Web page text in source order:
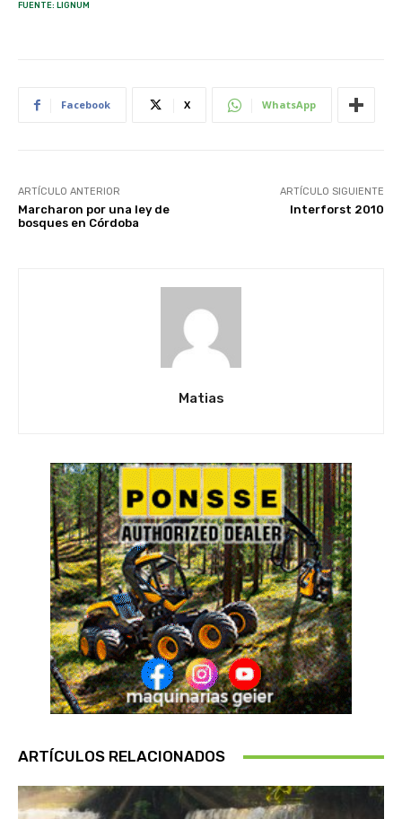
FUENTE: LIGNUM
Facebook X WhatsApp
ARTÍCULO ANTERIOR
Marcharon por una ley de
bosques en Córdoba
ARTÍCULO SIGUIENTE
Interforst 2010
Matias
ARTÍCULOS RELACIONADOS